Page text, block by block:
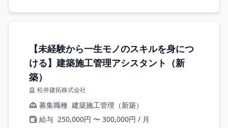
【未経験から一生モノのスキルを身につ
ける】建築施工管理アシスタント（新
築）
松井建拓株式会社
募集職種 建築施工管理（新築）
給与 250,000円 〜 300,000円 / 月